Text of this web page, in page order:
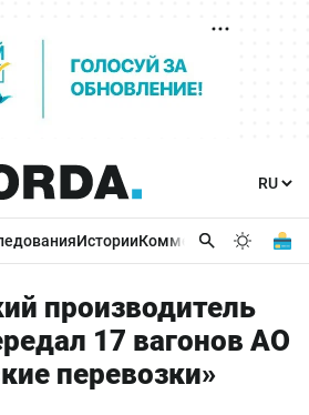
ИсторииКомментарииБизнес
производитель
17 вагонов АО
перевозки»